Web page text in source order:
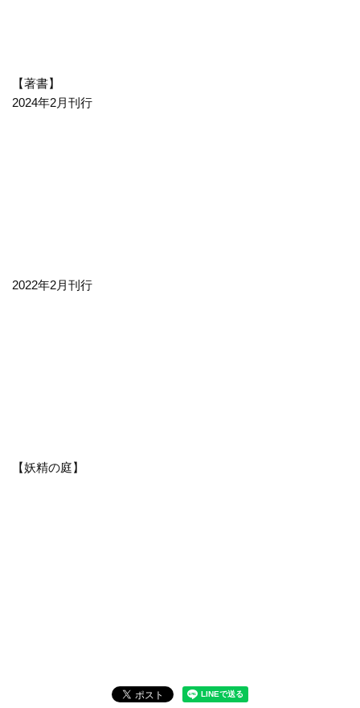
【著書】
2024年2月刊行
2022年2月刊行
【妖精の庭】